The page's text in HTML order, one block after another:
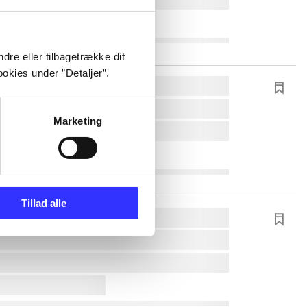
eller tilbagetrække dit
under ”Detaljer”.
Marketing
Tillad alle